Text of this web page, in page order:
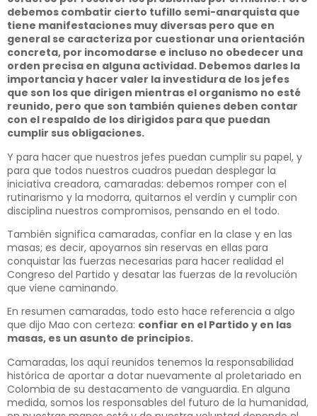
debemos combatir cierto tufillo semi-anarquista que
tiene manifestaciones muy diversas pero que en
general se caracteriza por cuestionar una orientación
concreta, por incomodarse e incluso no obedecer una
orden precisa en alguna actividad. Debemos darles la
importancia y hacer valer la investidura de los jefes
que son los que dirigen mientras el organismo no esté
reunido, pero que son también quienes deben contar
con el respaldo de los dirigidos para que puedan
cumplir sus obligaciones.
Y para hacer que nuestros jefes puedan cumplir su papel, y
para que todos nuestros cuadros puedan desplegar la
iniciativa creadora, camaradas: debemos romper con el
rutinarismo y la modorra, quitarnos el verdín y cumplir con
disciplina nuestros compromisos, pensando en el todo.
También significa camaradas, confiar en la clase y en las
masas; es decir, apoyarnos sin reservas en ellas para
conquistar las fuerzas necesarias para hacer realidad el
Congreso del Partido y desatar las fuerzas de la revolución
que viene caminando.
En resumen camaradas, todo esto hace referencia a algo
que dijo Mao con certeza: confiar en el Partido y en las
masas, es un asunto de principios.
Camaradas, los aquí reunidos tenemos la responsabilidad
histórica de aportar a dotar nuevamente al proletariado en
Colombia de su destacamento de vanguardia. En alguna
medida, somos los responsables del futuro de la humanidad,